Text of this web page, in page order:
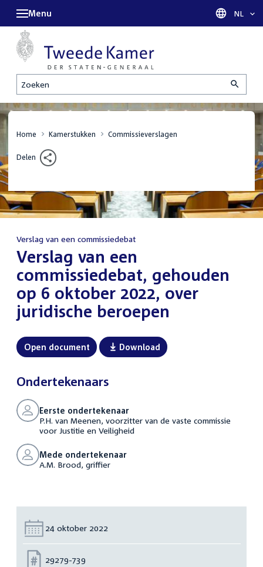
Zoeken
Menu Taal
NL
Home Kamerstukken Commissieverslagen
Delen
Verslag van een commissiedebat
:Verslag van een
commissiedebat, gehouden
op 6 oktober 2022, over
juridische beroepen
Open document Download
Ondertekenaars
Eerste ondertekenaar
P.H. van Meenen, voorzitter van de vaste commissie
voor Justitie en Veiligheid
Mede ondertekenaar
A.M. Brood, griffier
Datum:
24 oktober 2022
Nummer:
29279-739